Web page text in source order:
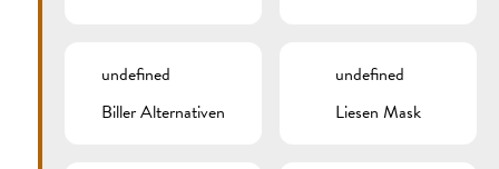
undefined
Biller Alternativen
undefined
Liesen Mask